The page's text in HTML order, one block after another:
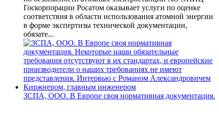
Госкорпорации Росатом оказывает услуги по оценке
соответствия в области использования атомной энергии
в форме экспертизы технической документации,
обязате...
ЗСПА, ООО. В Европе своя нормативная документация.